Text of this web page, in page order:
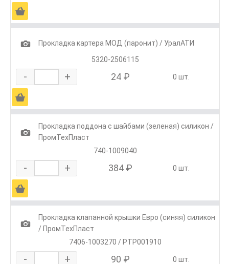
Ä
1
Прокладка картера МОД (паронит) / УралАТИ
5320-2506115
- + 24 ₽ 0 шт.
Ä
1
Прокладка поддона с шайбами (зеленая) силикон /
ПромТехПласт
740-1009040
- + 384 ₽ 0 шт.
Ä
1
Прокладка клапанной крышки Евро (синяя) силикон
/ ПромТехПласт
7406-1003270 / РТР001910
- + 90 ₽ 0 шт.